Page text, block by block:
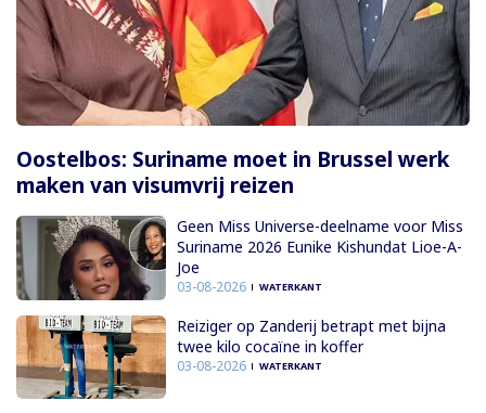
Oostelbos: Suriname moet in Brussel werk
maken van visumvrij reizen
Geen Miss Universe-deelname voor Miss
Suriname 2026 Eunike Kishundat Lioe-A-
Joe
03-08-2026 WATERKANT
Reiziger op Zanderij betrapt met bijna
twee kilo cocaïne in koffer
03-08-2026 WATERKANT